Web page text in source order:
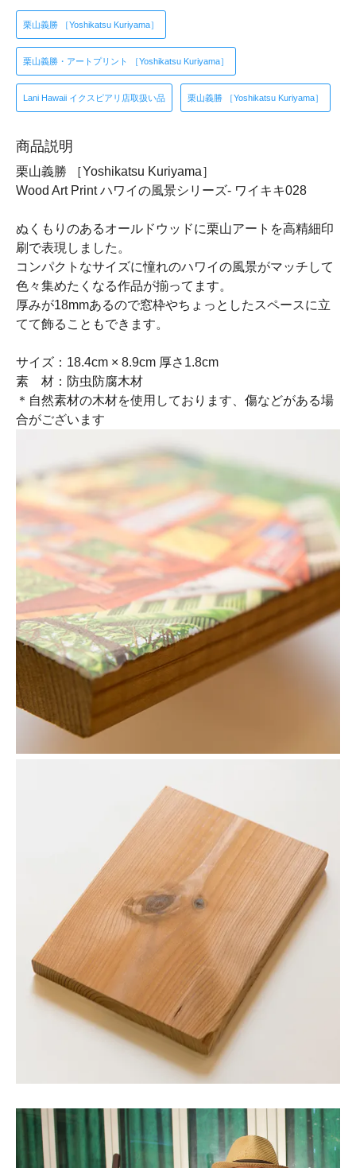
栗山義勝 ［Yoshikatsu Kuriyama］
栗山義勝・アートプリント ［Yoshikatsu Kuriyama］
Lani Hawaii イクスピアリ店取扱い品 栗山義勝 ［Yoshikatsu Kuriyama］
商品説明
栗山義勝 ［Yoshikatsu Kuriyama］
Wood Art Print ハワイの風景シリーズ- ワイキキ028
ぬくもりのあるオールドウッドに栗山アートを高精細印
刷で表現しました。
コンパクトなサイズに憧れのハワイの風景がマッチして
色々集めたくなる作品が揃ってます。
厚みが18mmあるので窓枠やちょっとしたスペースに立
てて飾ることもできます。
サイズ：18.4cm × 8.9cm 厚さ1.8cm
素 材：防虫防腐木材
＊自然素材の木材を使用しております、傷などがある場
合がございます